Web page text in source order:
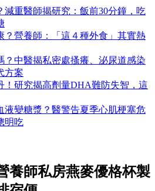
減重醫師揭研究：飯前30分鐘，吃
？營養師：「這４種外食」其實熱
？中醫揭私密處搔癢、泌尿道感染
方案
！研究揭高劑量DHA難防失智，這
液變糖漿？醫警告夏季心肌梗塞危
明吃
養師私房燕麥優格杯製